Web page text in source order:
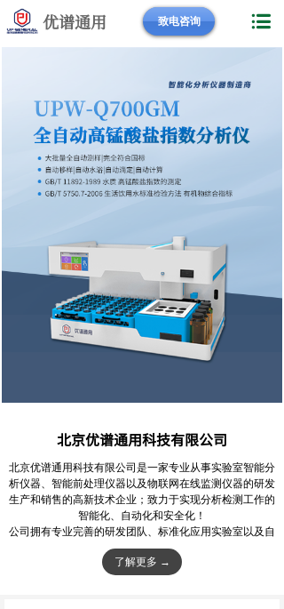
北京优谱通用科技有限公司
北京优谱通用科技有限公司是一家专业从事实验室智能分
析仪器、智能前处理仪器以及物联网在线监测仪器的研发
生产和销售的高新技术企业；致力于实现分析检测工作的
智能化、自动化和安全化！
公司拥有专业完善的研发团队、标准化应用实验室以及自
主知识产权的核心技术，与多家高校科研单位建立了长期
产学研合作机制，开发了一系列质量可靠、性能稳定、自
了解更多 →
优谱通用 致电咨询